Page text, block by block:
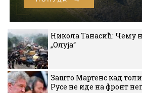
Никола Танасић: Чему
„Олуја“
Зашто Мартенс кад
Русе не иде на фронт